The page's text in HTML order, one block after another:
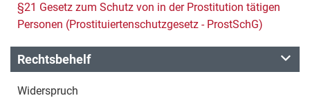
§21 Gesetz zum Schutz von in der Prostitution tätigen
Personen (Prostituiertenschutzgesetz - ProstSchG)
Rechtsbehelf
Widerspruch